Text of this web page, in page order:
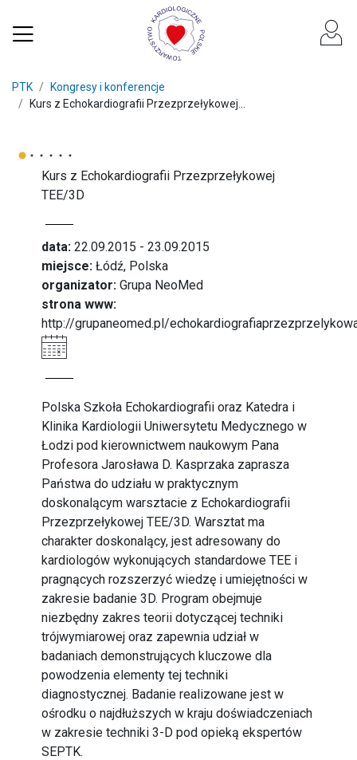
PTK
Kongresy i konferencje
Kurs z Echokardiografii Przezprzełykowej...
Kurs z Echokardiografii Przezprzełykowej
TEE/3D
data: 22.09.2015 - 23.09.2015
miejsce: Łódź, Polska
organizator: Grupa NeoMed
strona www:
http://grupaneomed.pl/
Polska Szkoła Echokardiografii oraz Katedra i
Klinika Kardiologii Uniwersytetu Medycznego w
Łodzi pod kierownictwem naukowym Pana
Profesora Jarosława D. Kasprzaka zaprasza
Państwa do udziału w praktycznym
doskonalącym warsztacie z Echokardiografii
Przezprzełykowej TEE/3D. Warsztat ma
charakter doskonalący, jest adresowany do
kardiologów wykonujących standardowe TEE i
pragnących rozszerzyć wiedzę i umiejętności w
zakresie badanie 3D. Program obejmuje
niezbędny zakres teorii dotyczącej techniki
trójwymiarowej oraz zapewnia udział w
badaniach demonstrujących kluczowe dla
powodzenia elementy tej techniki
diagnostycznej. Badanie realizowane jest w
ośrodku o najdłuższych w kraju doświadczeniach
w zakresie techniki 3-D pod opieką ekspertów
SEPTK.